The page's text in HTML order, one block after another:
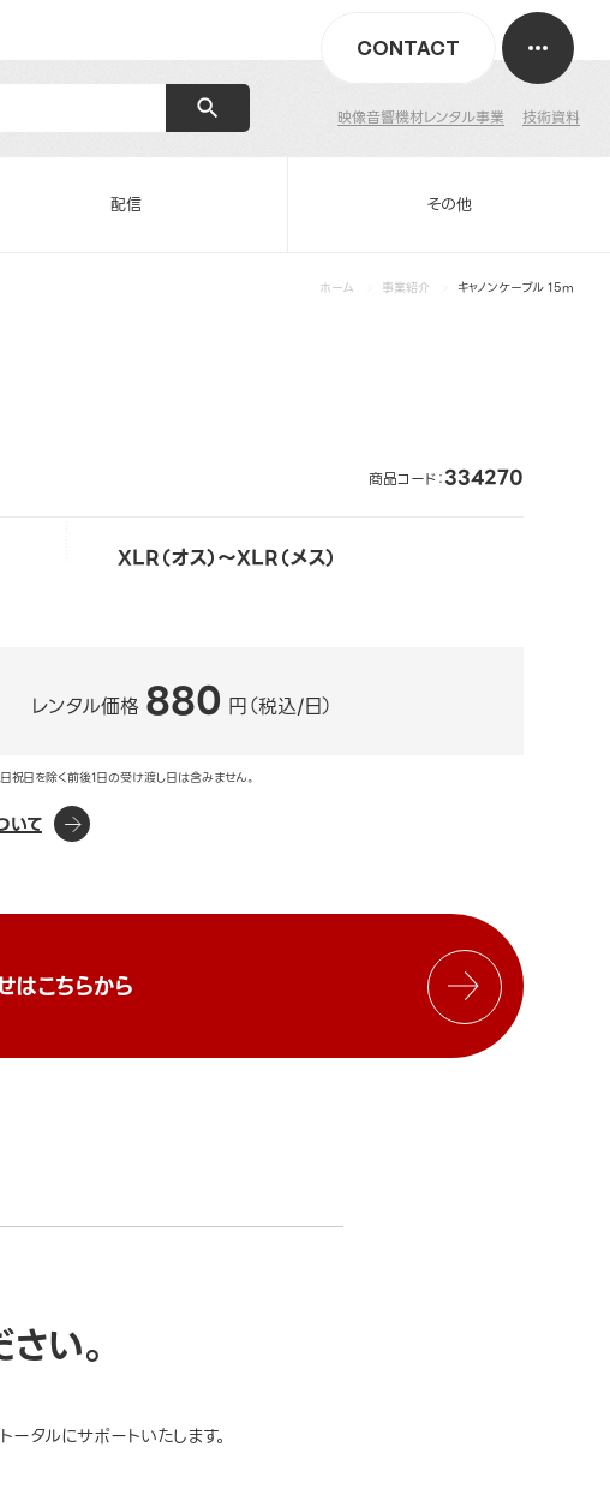
映像音響機材レンタル事業 技術資料
CONTACT
配信 その他
ホーム 事業紹介 キャノンケーブル 15m
商品コード：334270
XLR（オス）～XLR（メス）
レンタル価格 880 円（税込/日）
日を除く前後1日の受け渡し日は含みません。
いて
はこちらから
い。
タルにサポートいたします。